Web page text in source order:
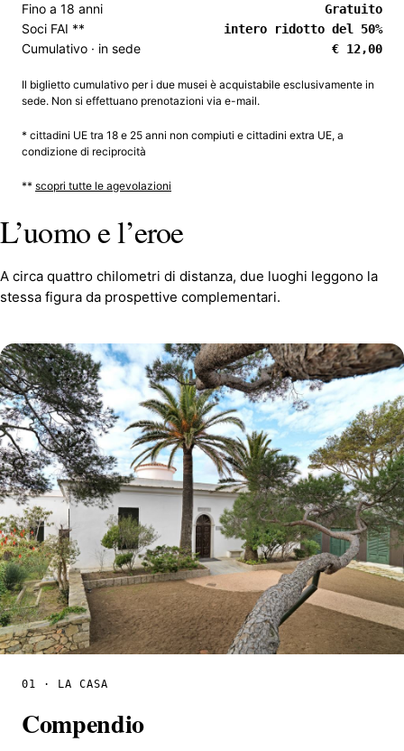
Fino a 18 anni Gratuito
Soci FAI ** intero ridotto del 50%
Cumulativo · in sede € 12,00
Il biglietto cumulativo per i due musei è acquistabile esclusivamente in
sede. Non si effettuano prenotazioni via e-mail.
* cittadini UE tra 18 e 25 anni non compiuti e cittadini extra UE, a
condizione di reciprocità
** scopri tutte le agevolazioni
L’uomo e l’eroe
A circa quattro chilometri di distanza, due luoghi leggono la
stessa figura da prospettive complementari.
01 · LA CASA
Compendio